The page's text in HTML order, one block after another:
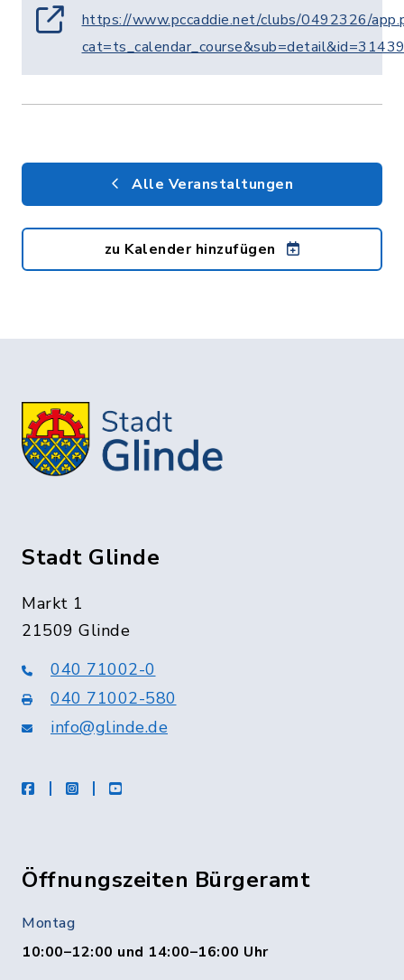
https://www.pccaddie.net/clubs/0492326/
Alle Veranstaltungen
zu Kalender hinzufügen
Stadt Glinde
Markt 1
21509 Glinde
040 71002-0
040 71002-580
info@glinde.de
facebookinstagramYoutube
Öffnungszeiten Bürgeramt
Montag
10:00–12:00 und 14:00–16:00 Uhr